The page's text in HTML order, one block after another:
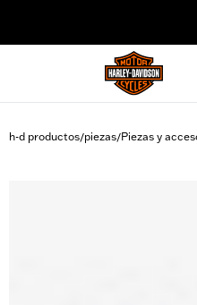
h-d productos/piezas/Piezas y